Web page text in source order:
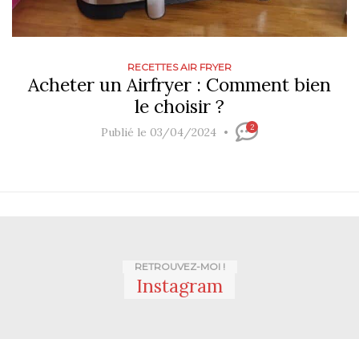
RECETTES AIR FRYER
Acheter un Airfryer : Comment bien
le choisir ?
Publié le 03/04/2024 2
RETROUVEZ-MOI !
Instagram